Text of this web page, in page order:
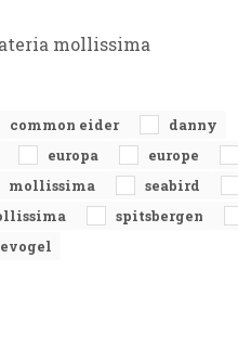
mollissima
common eider
danny
europa
europe
mollissima
seabird
spitsbergen